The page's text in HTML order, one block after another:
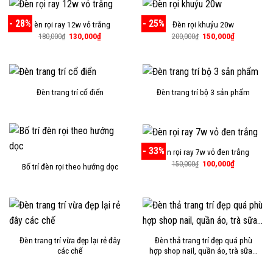
- 28%Đèn rọi ray 12w vỏ trắng
180,000₫ Giá
130,000₫Giá
- 25% Đèn rọi khuỷu 20w
200,000₫ Giá
150,000₫Giá
150,000₫.
Đèn trang trí cổ điển Đèn trang trí bộ 3 sản phẩm
Bố trí đèn rọi theo hướng dọc
- 33%Đèn rọi ray 7w vỏ đen trắng
150,000₫ Giá
100,000₫Giá
Đèn trang trí vừa đẹp lại rẻ đây
các chế
Đèn thả trang trí đẹp quá phù
hợp shop nail, quần áo, trà sữa…